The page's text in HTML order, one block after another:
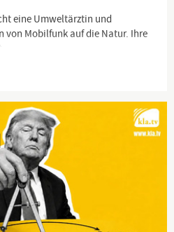
eine Umweltärztin und
von Mobilfunk auf die Natur. Ihre
lassen.“
dir den ganzen Film in voller
#künstlicheintelligenz #lovestory
#acting #storytime #fyp